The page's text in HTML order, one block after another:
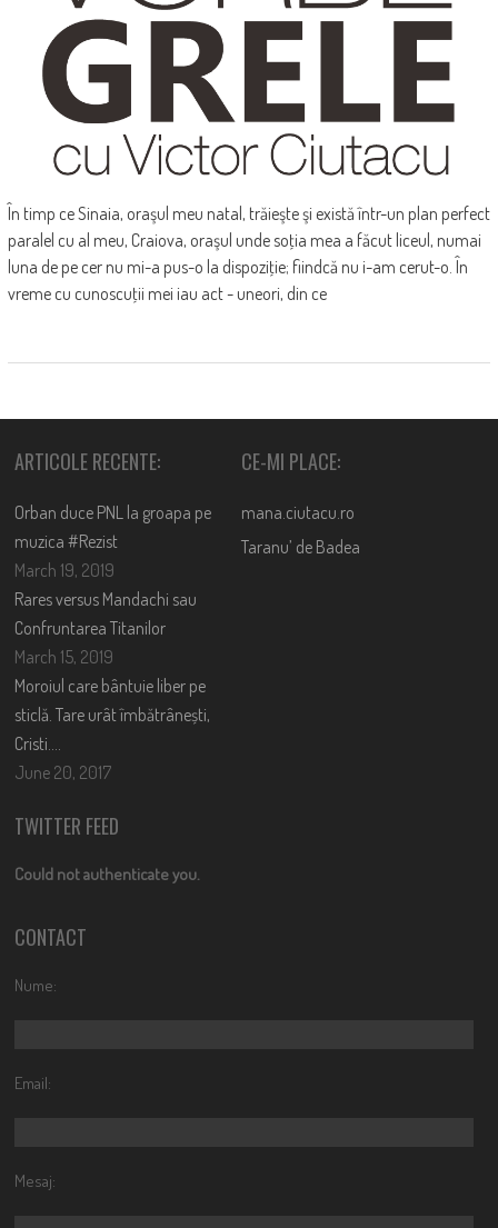
În timp ce Sinaia, oraşul meu natal, trăieşte şi există într-un plan perfect
paralel cu al meu, Craiova, oraşul unde soţia mea a făcut liceul, numai
luna de pe cer nu mi-a pus-o la dispoziţie; fiindcă nu i-am cerut-o. În
vreme cu cunoscuţii mei iau act - uneori, din ce
ARTICOLE RECENTE:
Orban duce PNL la groapa pe
muzica #Rezist
March 19, 2019
Rares versus Mandachi sau
Confruntarea Titanilor
March 15, 2019
Moroiul care bântuie liber pe
sticlă. Tare urât îmbătrânești,
Cristi….
June 20, 2017
CE-MI PLACE:
mana.ciutacu.ro
Taranu’ de Badea
TWITTER FEED
Could not authenticate you.
CONTACT
Nume:
Email:
Mesaj: